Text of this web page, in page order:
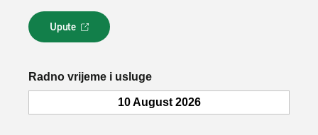
Upute
L
i
k
o
Radno vrijeme i usluge
10 August 2026